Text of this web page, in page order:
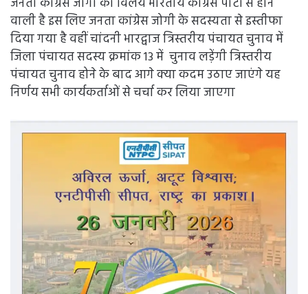
वाली है इस लिए जनता कांग्रेस जोगी के सदस्यता से इस्तीफा
दिया गया है वहीं चांदनी भारद्वाज त्रिस्तरीय पंचायत चुनाव में
जिला पंचायत सदस्य क्रमांक 13 में चुनाव लड़ेंगी त्रिस्तरीय
पंचायत चुनाव होने के बाद आगे क्या कदम उठाए जाएंगे यह
निर्णय सभी कार्यकर्ताओं से चर्चा कर लिया जाएगा